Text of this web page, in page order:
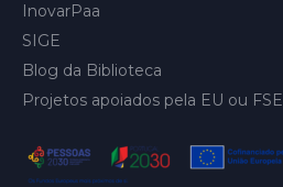
InovarPaa
SIGE
Blog da Biblioteca
Projetos apoiados pela EU ou FSE